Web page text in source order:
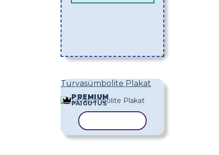
Turvasümbolite Plakat
PREMIUM
PAIGUTUS